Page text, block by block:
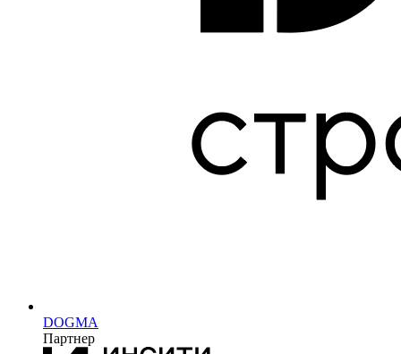
DOGMA
Партнер